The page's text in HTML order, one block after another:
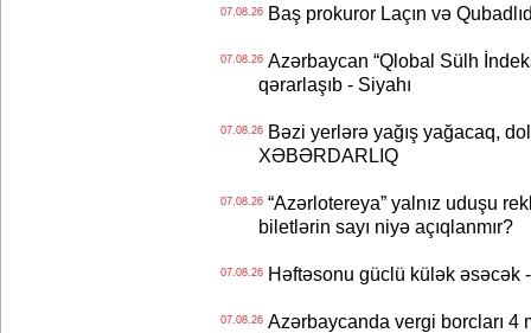
07.08.26Baş prokuror Laçın və
07.08.26Azərbaycan “Qlobal Sülh
qərarlaşıb - Siyahı
07.08.26Bəzi yerlərə yağış yağacaq,
XƏBƏRDARLIQ
07.08.26“Azərlotereya” yalnız uduşu
biletlərin sayı niyə açıqlanmır?
07.08.26Həftəsonu güclü külək əsəcək
07.08.26Azərbaycanda vergi borcları 4